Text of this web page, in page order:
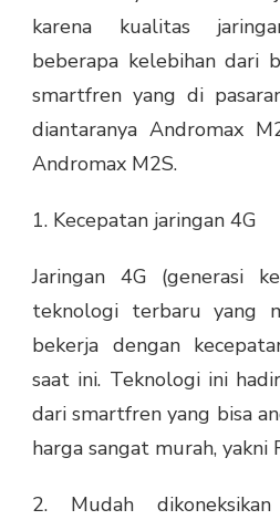
karena kualitas
beberapa kelebihan dari
smartfren yang di
diantaranya Andromax
Andromax M2S.
1. Kecepatan jaringan 4G
Jaringan 4G (generasi
teknologi terbaru yang
bekerja dengan
saat ini. Teknologi ini
dari smartfren yang bisa
harga sangat murah, yakni
2. Mudah